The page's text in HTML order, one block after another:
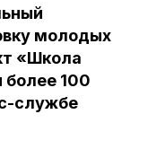
молодых
«Школа
более 100
службе